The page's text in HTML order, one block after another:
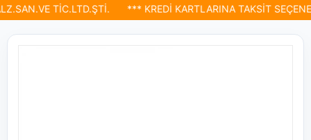
TİC.LTD.ŞTİ. *** KREDİ KARTLARINA TAKSİT